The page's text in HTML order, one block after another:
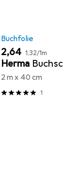
Buchfolie
EUR
2,64 EUR
1,32/1m
Herma
2 m x 40 cm
1